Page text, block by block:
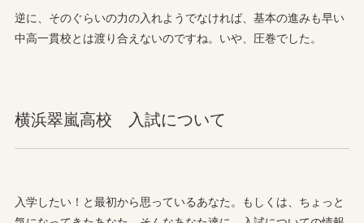
逆に、そのぐらいの力の入れようでなければ、基本の進みも早い
中高一貫校とは渡り合えないのですね。いや、圧巻でした。
横浜翠嵐高校 入試について
入学したい！と最初から思っているあなた。もしくは、ちょっと